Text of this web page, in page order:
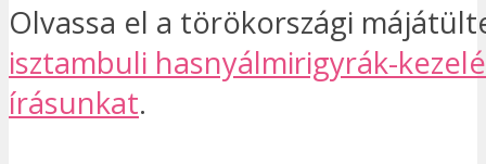
Olvassa el a törökországi
isztambuli hasnyálmirigyrák-
írásunkat.